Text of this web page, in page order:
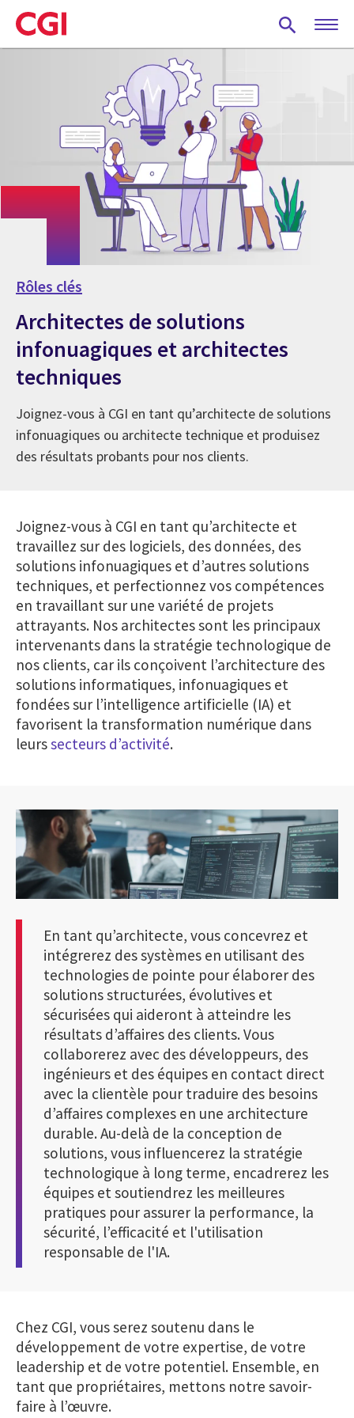
Skip
to
main
Rôles clés
Architectes de solutions
infonuagiques et architectes
techniques
Joignez-vous à CGI en tant qu’architecte de solutions
infonuagiques ou architecte technique et produisez
des résultats probants pour nos clients.
Joignez-vous à CGI en tant qu’architecte et
travaillez sur des logiciels, des données, des
solutions infonuagiques et d’autres solutions
techniques, et perfectionnez vos compétences
en travaillant sur une variété de projets
attrayants. Nos architectes sont les principaux
intervenants dans la stratégie technologique de
nos clients, car ils conçoivent l’architecture des
solutions informatiques, infonuagiques et
fondées sur l’intelligence artificielle (IA) et
favorisent la transformation numérique dans
leurssecteurs d’activité.
En tant qu’architecte, vous concevrez et
intégrerez des systèmes en utilisant des
technologies de pointe pour élaborer des
solutions structurées, évolutives et
sécurisées qui aideront à atteindre les
résultats d’affaires des clients. Vous
collaborerez avec des développeurs, des
ingénieurs et des équipes en contact direct
avec la clientèle pour traduire des besoins
d’affaires complexes en une architecture
durable. Au-delà de la conception de
solutions, vous influencerez la stratégie
technologique à long terme, encadrerez les
équipes et soutiendrez les meilleures
pratiques pour assurer la performance, la
sécurité, l’efficacité et l'utilisation
responsable de l'IA.
Chez CGI, vous serez soutenu dans le
développement de votre expertise, de votre
leadership et de votre potentiel. Ensemble, en
tant que propriétaires, mettons notre savoir-
faire à l’œuvre.